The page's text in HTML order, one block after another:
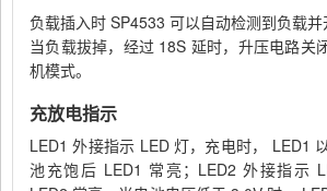
负载插入时 SP4533 可以自动检测到负载并
当负载拔掉，经过 18S 延时，升压电路关闭
机模式。
充放电指示
LED1外接指示 LED 灯，充电时， LED1 以
池充饱后 LED1 常亮； LED2外接指示